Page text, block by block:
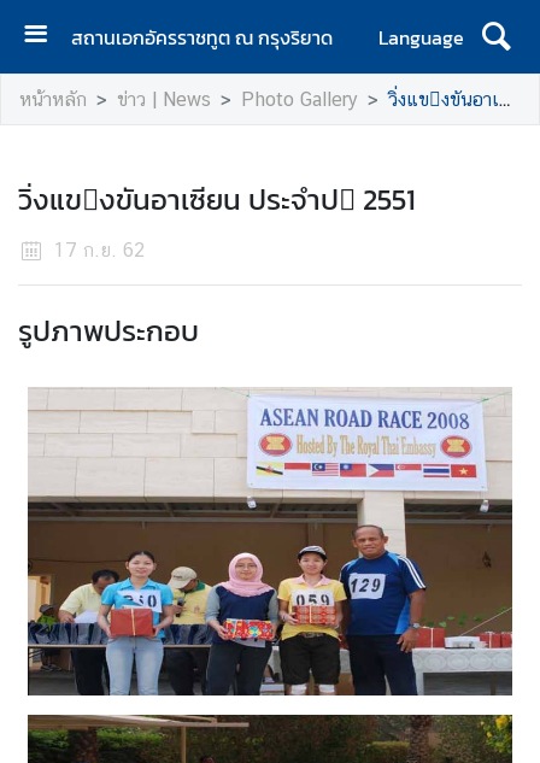
สถานเอกอัครราชทูต ณ กรุงริยาด
Language
ห
น้
ร
ว
ท่
อ
เ
ที่
ย
ธุ
ร
กิ
จ
หน้าหลัก ข่าว | News Photo Gallery วิ่งแขงขันอาเซียน ประจำป 2551
วิ่งแขงขันอาเซียน ประจำป 2551
17 ก.ย. 62
รูปภาพประกอบ